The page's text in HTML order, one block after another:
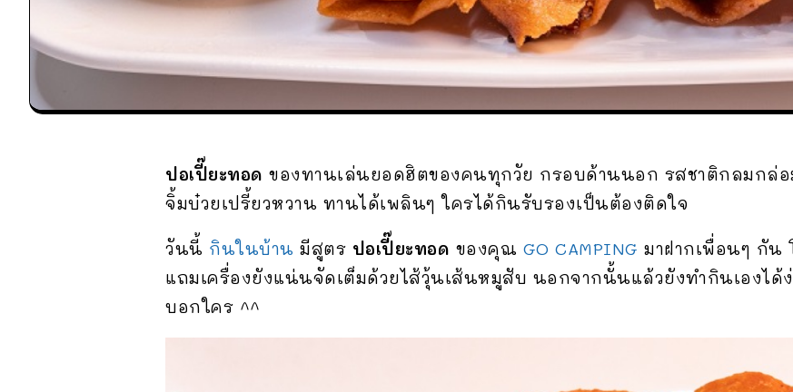
ปอเปี๊ยะทอด ของทานเล่นยอดฮิตของคนทุกวัย กรอบด้านนอก รสชาติกลมกล่
จิ้มบ๋วยเปรี้ยวหวาน ทานได้เพลินๆ ใครได้กินรับรองเป็นต้องติดใจ
วันนี้ กินในบ้าน มีสูตร ปอเปี๊ยะทอด ของคุณ GO CAMPING มาฝากเพื่อนๆ กัน
แถมเครื่องยังแน่นจัดเต็มด้วยไส้วุ้นเส้นหมูสับ นอกจากนั้นแล้วยังทำกินเองได้
บอกใคร ^^